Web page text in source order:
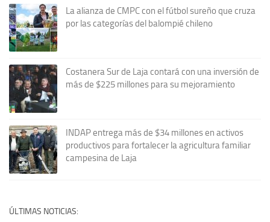
La alianza de CMPC con el fútbol sureño que cruza
por las categorías del balompié chileno
Costanera Sur de Laja contará con una inversión de
más de $225 millones para su mejoramiento
INDAP entrega más de $34 millones en activos
productivos para fortalecer la agricultura familiar
campesina de Laja
ÚLTIMAS NOTICIAS: